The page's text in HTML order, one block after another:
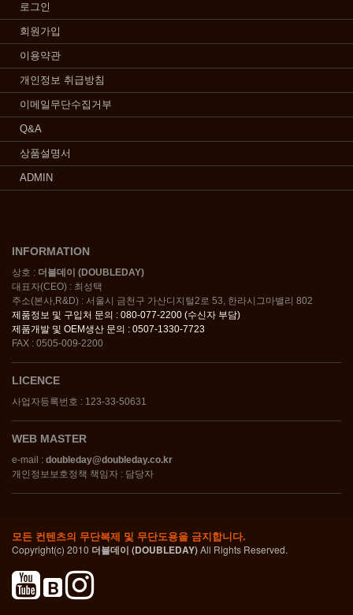
로그인
회원가입
이용약관
개인정보 취급방침
이메일무단수집거부
Q&A
상품설명서
ADMIN
INFORMATION
상호 : 더블데이 (DOUBLEDAY)
대표자(CEO) : 최성택
주소(본사,R&D) : 서울시 금천구 가산디지털2로 53, 한라시그마밸리 802
제품정보 및 구입처 문의 : 080-077-2200 (수신자 부담)
제품개발 및 OEM생산 문의 : 0507-1330-7723
FAX : 0505-009-2200
LICENCE
사업자등록번호 : 123-33-50631
WEB MASTER
e-mail : doubleday@doubleday.co.kr
개인정보보호정책 책임자 : 담당자
모든 컨텐츠의 무단복제 및 무단도용을 금지합니다.
Copyright(c) 2010 더블데이 (DOUBLEDAY)All Rights Reserved.
B